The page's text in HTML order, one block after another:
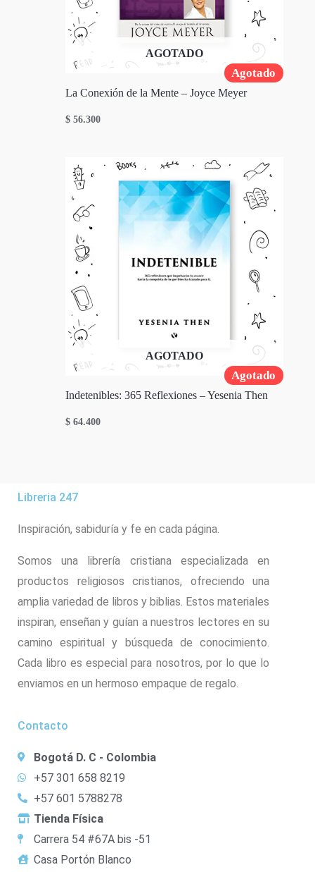
Agotado
AGOTADO
La Conexión de la Mente – Joyce Meyer
$ 56.300
Agotado
AGOTADO
Indetenibles: 365 Reflexiones – Yesenia Then
$ 64.400
Libreria 247
Inspiración, sabiduría y fe en cada página.
Somos una librería cristiana especializada en
productos religiosos cristianos, ofreciendo una
amplia variedad de libros y biblias. Estos materiales
inspiran, enseñan y guían a nuestros lectores en su
camino espiritual y búsqueda de conocimiento.
Cada libro es especial para nosotros, por lo que lo
enviamos en un hermoso empaque de regalo.
Contacto
Bogotá D. C - Colombia
+57 301 658 8219
+57 601 5788278
Tienda Física
Carrera 54 #67A bis -51
Casa Portón Blanco